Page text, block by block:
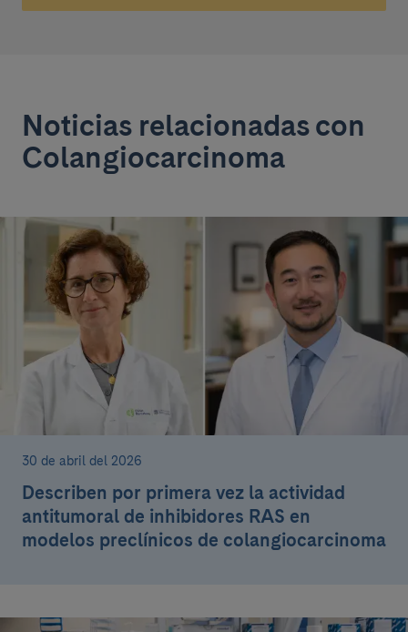
Noticias relacionadas con
Colangiocarcinoma
30 de abril del 2026
Describen por primera vez la actividad
antitumoral de inhibidores RAS en
modelos preclínicos de colangiocarcinoma